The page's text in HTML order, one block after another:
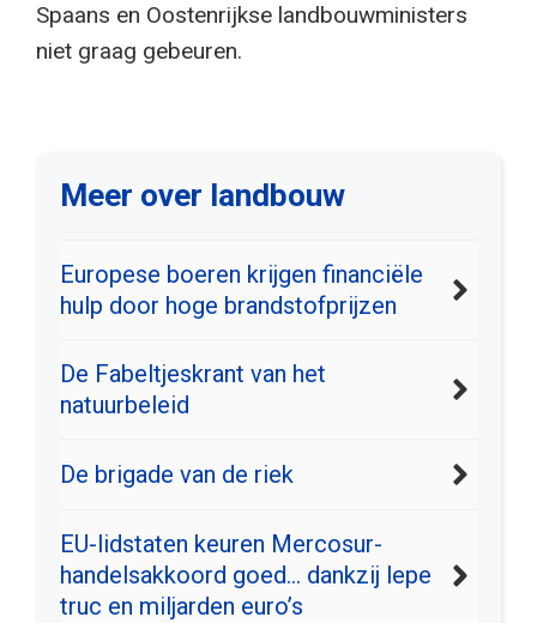
Spaans en Oostenrijkse landbouwministers
niet graag gebeuren.
Meer over landbouw
Europese boeren krijgen financiële
hulp door hoge brandstofprijzen
De Fabeltjeskrant van het
natuurbeleid
De brigade van de riek
EU-lidstaten keuren Mercosur-
handelsakkoord goed… dankzij lepe
truc en miljarden euro’s